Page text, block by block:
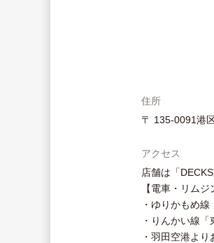
住所
〒 135-0091港
アクセス
店舗は「
【電車・リムジ
・ゆりかもめ
・りんかい線
・羽田空港よ